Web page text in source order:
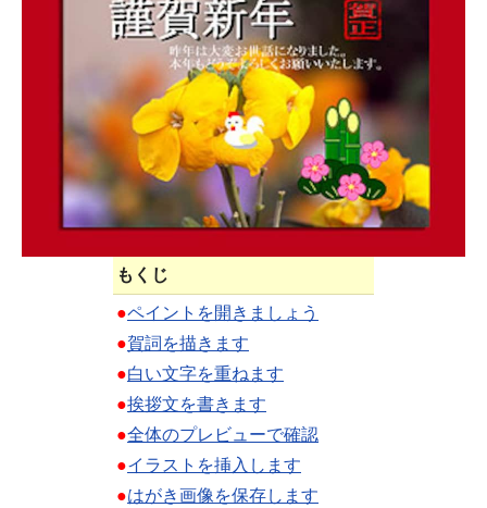
もくじ
●ペイントを開きましょう
●賀詞を描きます
●白い文字を重ねます
●挨拶文を書きます
●全体のプレビューで確認
●イラストを挿入します
●はがき画像を保存します